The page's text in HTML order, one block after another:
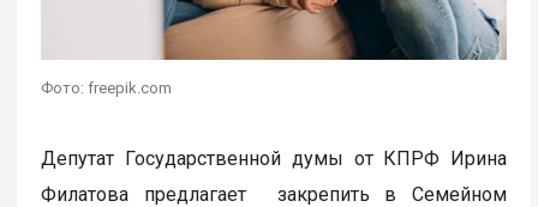
Фото: freepik.com
Депутат Государственной думы от КПРФ Ирина
Филатова предлагает закрепить в Семейном